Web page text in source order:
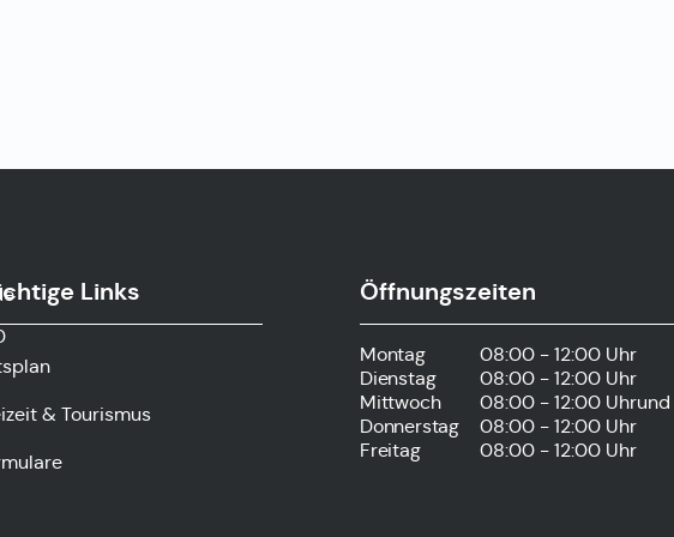
Links
& Tourismus
Öffnungszeiten
Montag
08:00 - 12:00 Uhr
Dienstag
08:00 - 12:00 Uhr
Mittwoch
08:00 - 12:00 Uhrund
Donnerstag
08:00 - 12:00 Uhr
Freitag
08:00 - 12:00 Uhr